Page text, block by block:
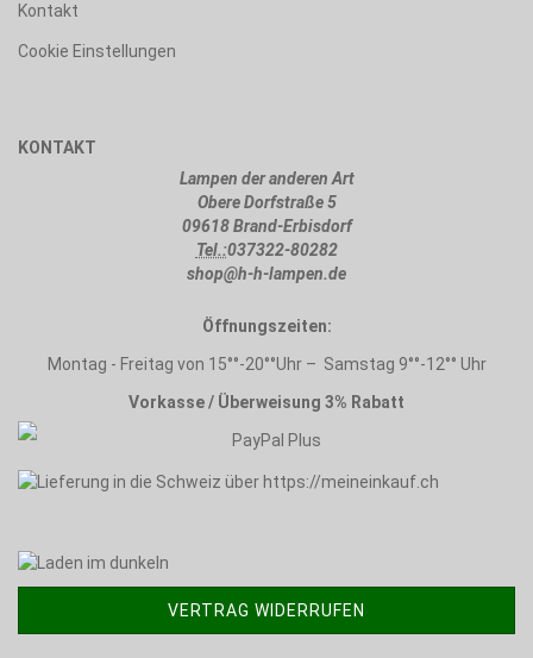
Kontakt
Cookie Einstellungen
KONTAKT
Lampen der anderen Art
Obere Dorfstraße 5
09618 Brand-Erbisdorf
Tel.:037322-80282
shop@h-h-lampen.de
Öffnungszeiten:
Montag - Freitag von 15°°-20°°Uhr – Samstag 9°°-12°° Uhr
Vorkasse / Überweisung 3% Rabatt
VERTRAG WIDERRUFEN